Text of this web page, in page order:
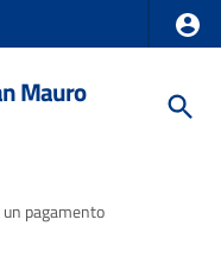
Mauro
pagamento